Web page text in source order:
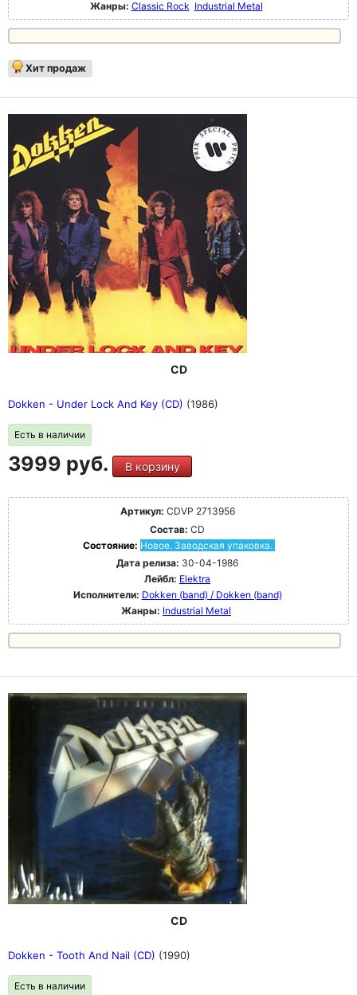
Жанры: Classic Rock Industrial Metal
Хит продаж
CD
Dokken - Under Lock And Key (CD) (1986)
Есть в наличии
3999 руб. В корзину
Артикул: CDVP 2713956
Состав: CD
Состояние: Новое. Заводская упаковка.
Дата релиза: 30-04-1986
Лейбл: Elektra
Исполнители: Dokken (band) / Dokken (band)
Жанры: Industrial Metal
CD
Dokken - Tooth And Nail (CD) (1990)
Есть в наличии